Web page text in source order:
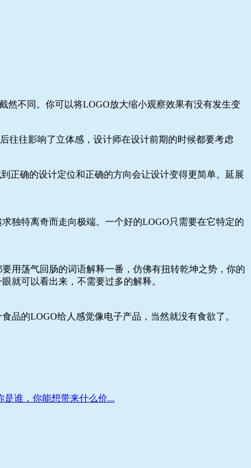
然不同。你可以将LOGO放大缩小观察效果有没有发生变
往往影响了立体感，设计师在设计前期的时候都要考虑
正确的设计定位和正确的方向会让设计变得更简单。延展
独特离奇而走向极端。一个好的LOGO只需要在它特定的
用荡气回肠的词语解释一番，仿佛有扭转乾坤之势，你的
就可以看出来，不需要过多的解释。
品的LOGO给人感觉像电子产品，当然就没有食欲了。
谁，你能想带来什么价...